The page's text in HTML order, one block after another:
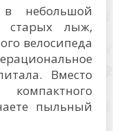
в небольшой
старых лыж,
велосипеда
Вместо
пыльный